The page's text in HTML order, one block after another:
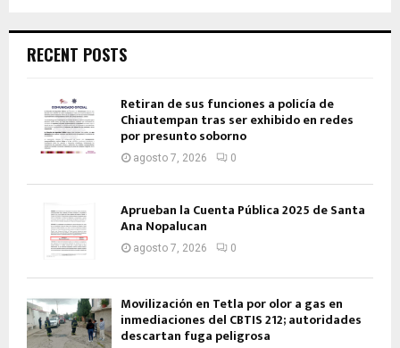
RECENT POSTS
Retiran de sus funciones a policía de
Chiautempan tras ser exhibido en redes
por presunto soborno
agosto 7, 2026 0
Aprueban la Cuenta Pública 2025 de Santa
Ana Nopalucan
agosto 7, 2026 0
Movilización en Tetla por olor a gas en
inmediaciones del CBTIS 212; autoridades
descartan fuga peligrosa